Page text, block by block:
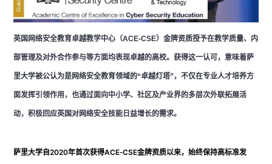
英国网络安全教育卓越教学中心（ACE‑CSE）金牌资质授予在教学质量、内
部管理及对外合作参与等方面均表现卓越的高校。获得这一认可，意味着萨
里大学被公认为是网络安全教育领域的“卓越灯塔”，不仅在专业人才培养方
面发挥引领作用，也通过面向中小学、社区及产业界的多层次外联拓展活
动，积极回应英国对网络安全技能日益增长的需求。
萨里大学自2020年首次获得ACE‑CSE金牌资质以来，始终保持高标准发